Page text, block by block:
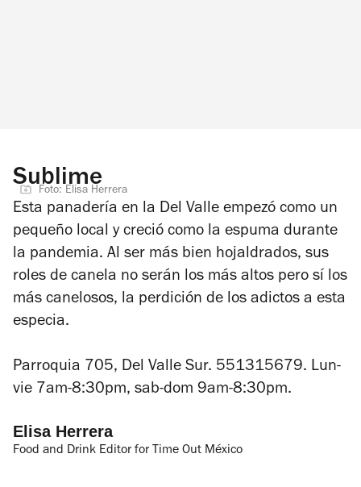
Sublime
Foto: Elisa Herrera
Esta panadería en la Del Valle empezó como un
pequeño local y creció como la espuma durante
la pandemia. Al ser más bien hojaldrados, sus
roles de canela no serán los más altos pero sí los
más canelosos, la perdición de los adictos a esta
especia.
Parroquia 705, Del Valle Sur. 551315679. Lun-
vie 7am-8:30pm, sab-dom 9am-8:30pm.
Elisa Herrera
Food and Drink Editor for Time Out México